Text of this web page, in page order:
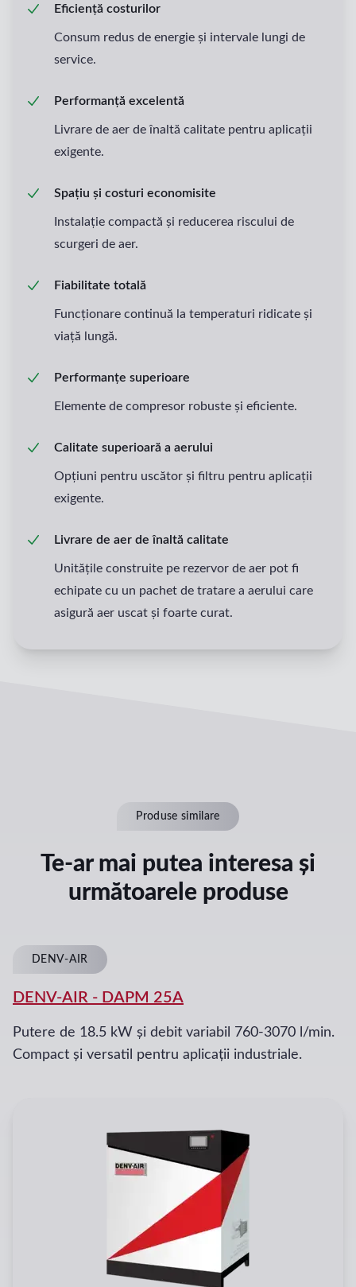
Eficiență costurilor
Consum redus de energie și intervale lungi de
service.
Performanță excelentă
Livrare de aer de înaltă calitate pentru aplicații
exigente.
Spațiu și costuri economisite
Instalație compactă și reducerea riscului de
scurgeri de aer.
Fiabilitate totală
Funcționare continuă la temperaturi ridicate și
viață lungă.
Performanțe superioare
Elemente de compresor robuste și eficiente.
Calitate superioară a aerului
Opțiuni pentru uscător și filtru pentru aplicații
exigente.
Livrare de aer de înaltă calitate
Unitățile construite pe rezervor de aer pot fi
echipate cu un pachet de tratare a aerului care
asigură aer uscat și foarte curat.
Produse similare
Te-ar mai putea interesa și
următoarele produse
DENV-AIR
DENV-AIR - DAPM 25A
Putere de 18.5 kW și debit variabil 760-3070 l/min.
Compact și versatil pentru aplicații industriale.